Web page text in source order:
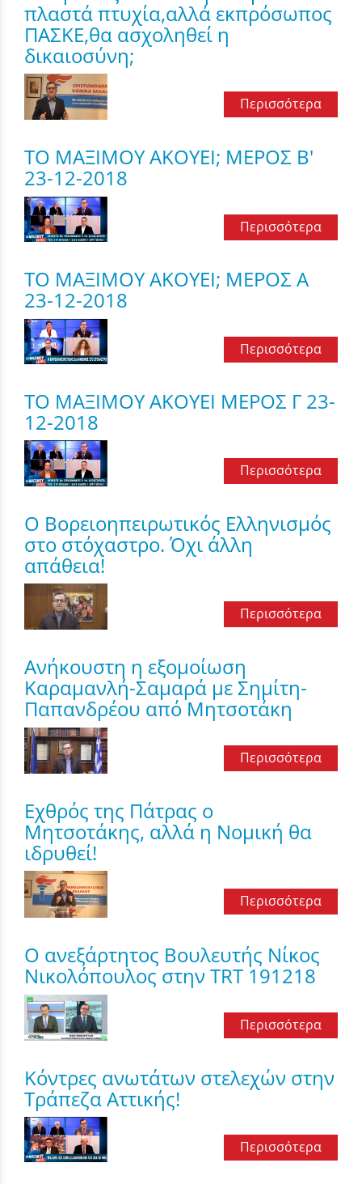
πλαστά πτυχία,αλλά εκπρόσωπος
ΠΑΣΚΕ,θα ασχοληθεί η
δικαιοσύνη;
Περισσότερα
ΤΟ ΜΑΞΙΜΟΥ ΑΚΟΥΕΙ; ΜΕΡΟΣ Β'
23-12-2018
Περισσότερα
ΤΟ ΜΑΞΙΜΟΥ ΑΚΟΥΕΙ; ΜΕΡΟΣ Α
23-12-2018
Περισσότερα
ΤΟ ΜΑΞΙΜΟΥ ΑΚΟΥΕΙ ΜΕΡΟΣ Γ 23-
12-2018
Περισσότερα
Ο Βορειοηπειρωτικός Ελληνισμός
στο στόχαστρο. Όχι άλλη
απάθεια!
Περισσότερα
Ανήκουστη η εξομοίωση
Καραμανλή-Σαμαρά με Σημίτη-
Παπανδρέου από Μητσοτάκη
Περισσότερα
Εχθρός της Πάτρας ο
Μητσοτάκης, αλλά η Νομική θα
ιδρυθεί!
Περισσότερα
Ο ανεξάρτητος Βουλευτής Νίκος
Νικολόπουλος στην TRT 191218
Περισσότερα
Κόντρες ανωτάτων στελεχών στην
Τράπεζα Αττικής!
Περισσότερα